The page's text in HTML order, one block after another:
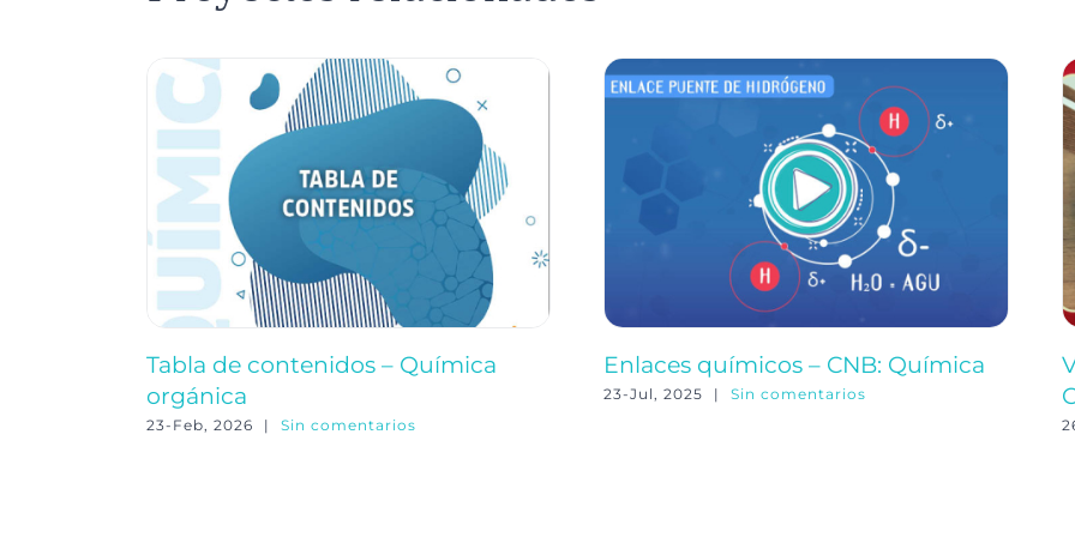
Tabla de contenidos – Química
orgánica
23-Feb, 2026 | Sin comentarios
Enlaces químicos – CNB: Química
23-Jul, 2025 | Sin comentarios